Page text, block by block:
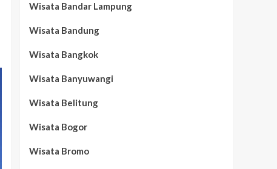
Wisata Bandar Lampung
Wisata Bandung
Wisata Bangkok
Wisata Banyuwangi
Wisata Belitung
Wisata Bogor
Wisata Bromo